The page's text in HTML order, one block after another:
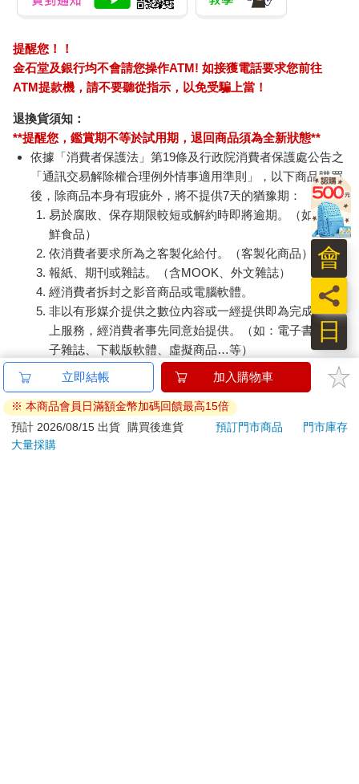
提醒您！！
金石堂及銀行均不會請您操作ATM! 如接獲電話要求您前往
ATM提款機，請不要聽從指示，以免受騙上當！
退換貨須知：
**提醒您，鑑賞期不等於試用期，退回商品須為全新狀態**
依據「消費者保護法」第19條及行政院消費者保護處公告之
「通訊交易解除權合理例外情事適用準則」，以下商品購買
後，除商品本身有瑕疵外，將不提供7天的猶豫期：
易於腐敗、保存期限較短或解約時即將逾期。（如：生
鮮食品）
依消費者要求所為之客製化給付。（客製化商品）
報紙、期刊或雜誌。（含MOOK、外文雜誌）
經消費者拆封之影音商品或電腦軟體。
非以有形媒介提供之數位內容或一經提供即為完成之線
上服務，經消費者事先同意始提供。（如：電子書、電
子雜誌、下載版軟體、虛擬商品…等）
已拆封之個人衛生用品。（如：內衣褲、刮鬍刀、除毛
若非上列種類商品，均享有到貨7天的猶豫期（含例假
日）。
辦理退換貨時，商品（組合商品恕無法接受單獨退貨）必須
立即結帳 加入購物車
※ 本商品會員日滿額金幣加碼回饋最高15倍
預計 2026/08/15 出貨
購買後進貨 預訂門市商品
門市庫存
大量採購
日
員
會